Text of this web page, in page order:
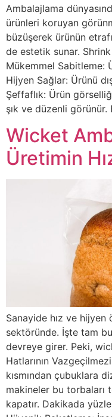
Ambalajlama
ürünleri koruyan
büzüşerek ürünün
de estetik sunar.
Mükemmel Sabitleme:
Hijyen Sağlar: Ürünü
Şeffaflık: Ürün
şık ve düzenli
Wicket
Üretimin
Sanayide hız ve
sektöründe. İşte tam
devreye girer. Peki,
Hatlarının
kısmından çubuklara
makineler bu torbaları
kapatır. Dakikada